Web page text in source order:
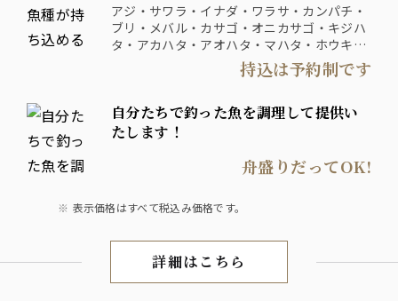
・川魚はすべてお断りしております。
・調理方法は魚の状態によってご希望の調理
方法で出来ない場合がございます。
・加工のみの対応はしておりません。
アジ・サワラ・イナダ・ワラサ・カンパチ・
ブリ・メバル・カサゴ・オニカサゴ・キジハ
タ・アカハタ・アオハタ・マハタ・ホウキハ
タ・スルメイカ・ヤリイカ・アオリイカ・キ
ハダマグロ・カツオ・カマス・ハナダイ・マ
ジナ・イサキ・カワハギ・ウマヅラハギ・タ
チウオ・ホウボウ
持込は予約制です
自分たちで釣った魚を調理して提供い
たします！
舟盛りだってOK!
表示価格はすべて税込み価格です。
釣り魚の持込み
詳細はこちら